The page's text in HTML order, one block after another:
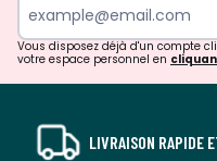
Vous disposez déjà d'un compte
votre espace personnel en
LIVRAISON RAPIDE